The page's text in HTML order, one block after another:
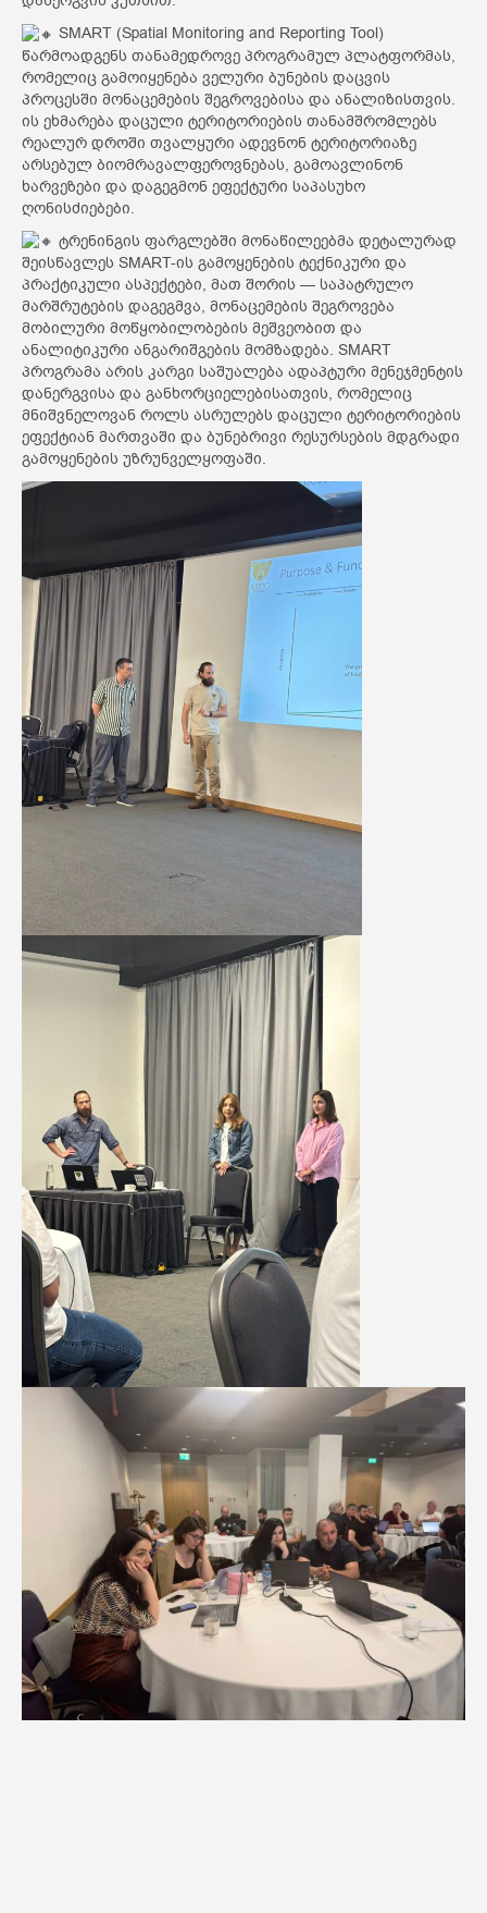
SMART (Spatial Monitoring and Reporting Tool)
წარმოადგენს თანამედროვე პროგრამულ პლატფორმას,
რომელიც გამოიყენება ველური ბუნების დაცვის
პროცესში მონაცემების შეგროვებისა და ანალიზისთვის.
ის ეხმარება დაცული ტერიტორიების თანამშრომლებს
რეალურ დროში თვალყური ადევნონ ტერიტორიაზე
არსებულ ბიომრავალფეროვნებას, გამოავლინონ
ხარვეზები და დაგეგმონ ეფექტური საპასუხო
ღონისძიებები.
ტრენინგის ფარგლებში მონაწილეებმა დეტალურად
შეისწავლეს SMART-ის გამოყენების ტექნიკური და
პრაქტიკული ასპექტები, მათ შორის — საპატრულო
მარშრუტების დაგეგმვა, მონაცემების შეგროვება
მობილური მოწყობილობების მეშვეობით და
ანალიტიკური ანგარიშგების მომზადება. SMART
პროგრამა არის კარგი საშუალება ადაპტური მენეჯმენტის
დანერგვისა და განხორციელებისათვის, რომელიც
მნიშვნელოვან როლს ასრულებს დაცული ტერიტორიების
ეფექტიან მართვაში და ბუნებრივი რესურსების მდგრადი
გამოყენების უზრუნველყოფაში.